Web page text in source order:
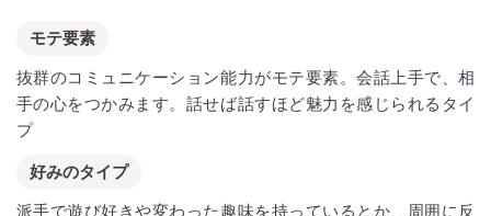
モテ要素
抜群のコミュニケーション能力がモテ要素。会話上手で、相
手の心をつかみます。話せば話すほど魅力を感じられるタイ
プ
好みのタイプ
派手で遊び好きや変わった趣味を持っているとか、周囲に反